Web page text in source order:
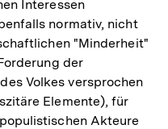
Interessen
normativ, nicht
"Minderheit"
der
Volkes versprochen
Elemente), für
Akteure